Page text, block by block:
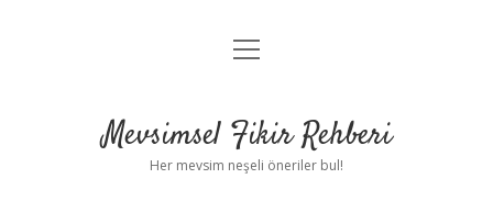
Anasayfa
Yasal Uyarı
menüyü
Mevsimsel Fikir Rehberi
Her mevsim neşeli öneriler bul!